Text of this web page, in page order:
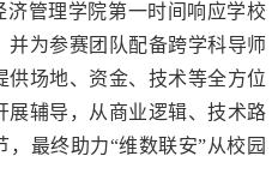
济管理学院第一时间响应学校
为参赛团队配备跨学科导师
供场地、资金、技术等全方位
展辅导，从商业逻辑、技术路
最终助力“维数联安”从校园